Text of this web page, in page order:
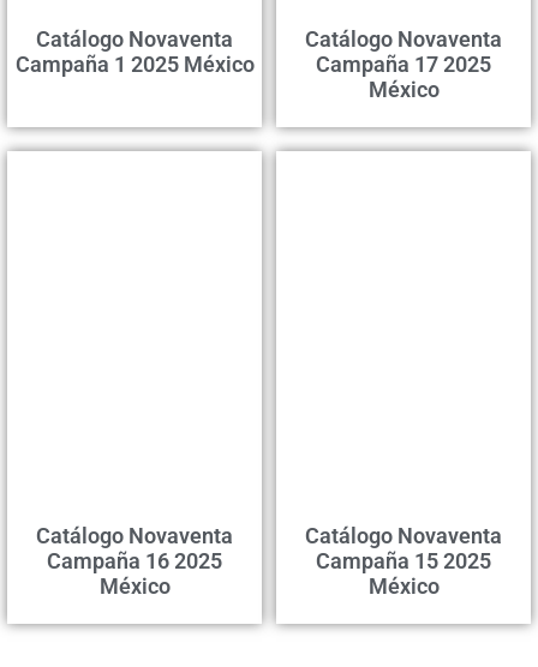
Catálogo Novaventa
Campaña 1 2025 México
Catálogo Novaventa
Campaña 17 2025
México
Catálogo Novaventa
Campaña 16 2025
México
Catálogo Novaventa
Campaña 15 2025
México